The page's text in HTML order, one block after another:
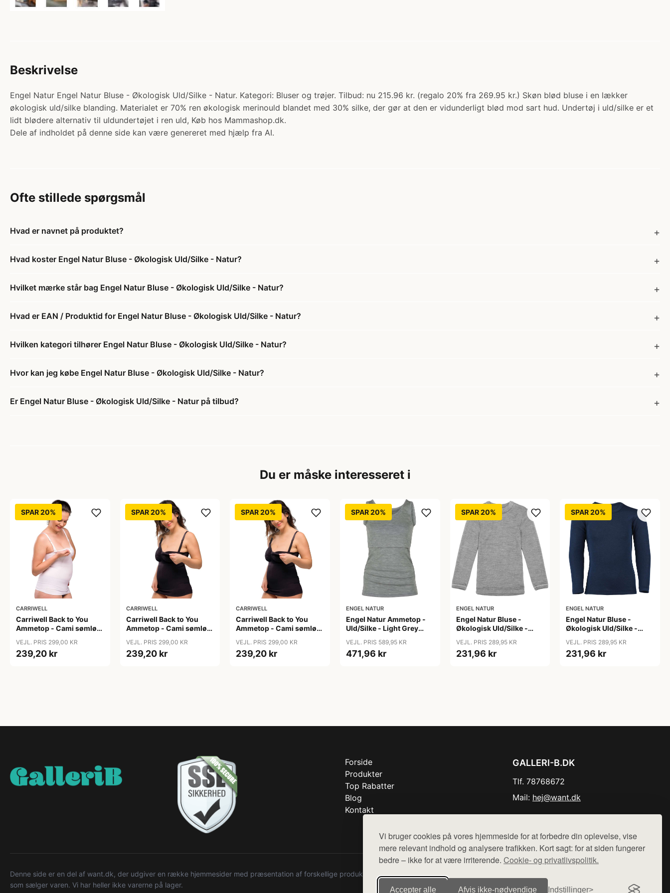
Vi bruger cookies på vores hjemmeside for at forbedre din oplevelse, vise
mere relevant indhold og analysere trafikken. Kort sagt: for at siden fungerer
bedre – ikke for at være irriterende. Cookie- og privatlivspolitik.
Accepter alle Afvis ikke‑nødvendige Indstillinger
Beskrivelse
Engel Natur Engel Natur Bluse - Økologisk Uld/Silke - Natur. Kategori: Bluser og trøjer. Tilbud: nu 215.96 kr. (regalo 20% fra 269.95 kr.) Skøn blød bluse i en lækker
økologisk uld/silke blanding. Materialet er 70% ren økologisk merinould blandet med 30% silke, der gør at den er vidunderligt blød mod sart hud. Undertøj i uld/silke er et
lidt blødere alternativ til uldundertøjet i ren uld, Køb hos Mammashop.dk.
Dele af indholdet på denne side kan være genereret med hjælp fra AI.
Ofte stillede spørgsmål
Hvad er navnet på produktet?
Hvad koster Engel Natur Bluse - Økologisk Uld/Silke - Natur?
Hvilket mærke står bag Engel Natur Bluse - Økologisk Uld/Silke - Natur?
Hvad er EAN / Produktid for Engel Natur Bluse - Økologisk Uld/Silke - Natur?
Hvilken kategori tilhører Engel Natur Bluse - Økologisk Uld/Silke - Natur?
Hvor kan jeg købe Engel Natur Bluse - Økologisk Uld/Silke - Natur?
Er Engel Natur Bluse - Økologisk Uld/Silke - Natur på tilbud?
Du er måske interesseret i
SPAR 20%
CARRIWELL
Carriwell Back to You
Ammetop - Cami sømløs
VEJL. PRIS 299,00 KR
239,20 kr
SPAR 20%
CARRIWELL
Carriwell Back to You
Ammetop - Cami sømløs
VEJL. PRIS 299,00 KR
239,20 kr
SPAR 20%
CARRIWELL
Carriwell Back to You
Ammetop - Cami sømløs
VEJL. PRIS 299,00 KR
239,20 kr
SPAR 20%
ENGEL NATUR
Engel Natur Ammetop -
Uld/Silke - Light Grey
VEJL. PRIS 589,95 KR
471,96 kr
SPAR 20%
ENGEL NATUR
Engel Natur Bluse -
Økologisk Uld/Silke -
VEJL. PRIS 289,95 KR
231,96 kr
SPAR 20%
ENGEL NATUR
Engel Natur Bluse -
Økologisk Uld/Silke -
VEJL. PRIS 289,95 KR
231,96 kr
Forside
Produkter
Top Rabatter
Blog
Kontakt
GALLERI-B.DK
Tlf. 78768672
Mail: hej@want.dk
Denne side er en del af want.dk, der udgiver en række hjemmesider med præsentation af forskellige produkter fra diverse webshops. Der sælges ikke varer fra denne side - vi henviser til de shops,
som sælger varen. Vi har heller ikke varerne på lager.